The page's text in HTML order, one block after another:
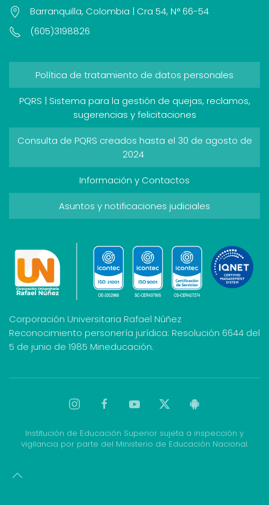
Barranquilla, Colombia | Cra 54, N° 66-54
(605)3198826
Política de tratamiento de datos personales
PQRS | Sistema para la gestión de quejas, reclamos,
sugerencias y felicitaciones
Consulta de PQRS creados hasta el 30 de agosto de
2024
Información y Contactos
Asuntos y notificaciones judiciales
Corporación Universitaria Rafael Núñez
Reconocimiento personería jurídica: Resolución 6644 del
5 de junio de 1985 Mineducación.
Institución de Educación Superior sujeta a inspección y
vigilancia por parte del Ministerio de Educación Nacional.